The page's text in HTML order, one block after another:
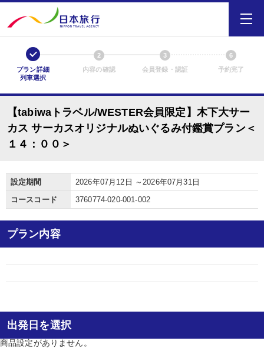
1
プラン詳細
列車選択
2
内容の確認
3
会員登録・認証
6
予約完了
【tabiwaトラベル/WESTER会員限定】木下大サー
カス サーカスオリジナルぬいぐるみ付鑑賞プラン＜
１４：００＞
設定期間
2026年07月12日 ～2026年07月31日
コースコード
3760774-020-001-002
プラン内容
出発日を選択
商品設定がありません。